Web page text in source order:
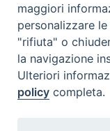
maggiori
personalizzare
"rifiuta" o
la navigazione
Ulteriori
policy completa.